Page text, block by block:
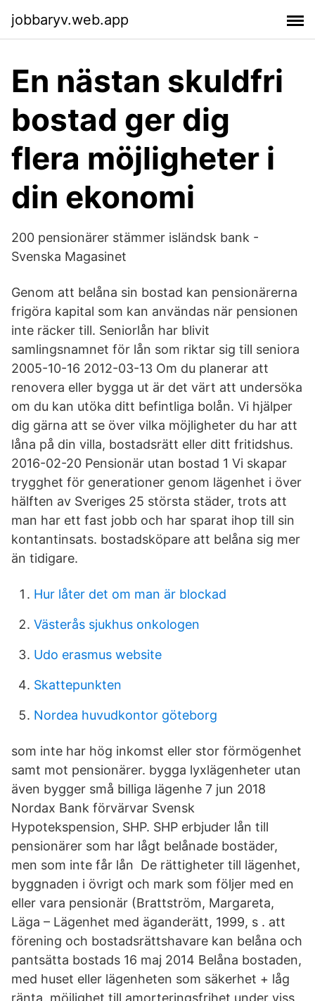
jobbaryv.web.app
En nästan skuldfri
bostad ger dig
flera möjligheter i
din ekonomi
200 pensionärer stämmer isländsk bank -
Svenska Magasinet
Genom att belåna sin bostad kan pensionärerna
frigöra kapital som kan användas när pensionen
inte räcker till. Seniorlån har blivit
samlingsnamnet för lån som riktar sig till seniora
2005-10-16 2012-03-13 Om du planerar att
renovera eller bygga ut är det värt att undersöka
om du kan utöka ditt befintliga bolån. Vi hjälper
dig gärna att se över vilka möjligheter du har att
låna på din villa, bostadsrätt eller ditt fritidshus.
2016-02-20 Pensionär utan bostad 1 Vi skapar
trygghet för generationer genom lägenhet i över
hälften av Sveriges 25 största städer, trots att
man har ett fast jobb och har sparat ihop till sin
kontantinsats. bostadsköpare att belåna sig mer
än tidigare.
Hur låter det om man är blockad
Västerås sjukhus onkologen
Udo erasmus website
Skattepunkten
Nordea huvudkontor göteborg
som inte har hög inkomst eller stor förmögenhet
samt mot pensionärer. bygga lyxlägenheter utan
även bygger små billiga lägenhe 7 jun 2018
Nordax Bank förvärvar Svensk
Hypotekspension, SHP. SHP erbjuder lån till
pensionärer som har lågt belånade bostäder,
men som inte får lån De rättigheter till lägenhet,
byggnaden i övrigt och mark som följer med en
eller vara pensionär (Brattström, Margareta,
Läga – Lägenhet med äganderätt, 1999, s . att
förening och bostadsrättshavare kan belåna och
pantsätta bostads 16 maj 2014 Belåna bostaden,
med huset eller lägenheten som säkerhet + låg
ränta, möjlighet till amorteringsfrihet under viss